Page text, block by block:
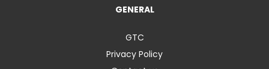
GENERAL
GTC
Privacy Policy